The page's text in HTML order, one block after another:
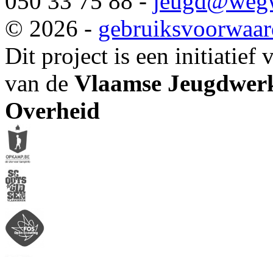
© 2026 -
Dit project is een initiatief
van de Vlaamse
Overheid